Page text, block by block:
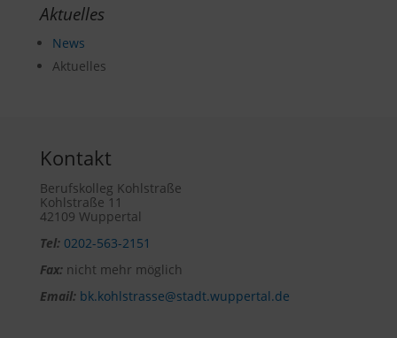
Aktuelles
News
Aktuelles
Kontakt
Berufskolleg Kohlstraße
Kohlstraße 11
42109 Wuppertal
Tel: 0202-563-2151
Fax:nicht mehr möglich
Email: bk.kohlstrasse@stadt.wuppertal.de